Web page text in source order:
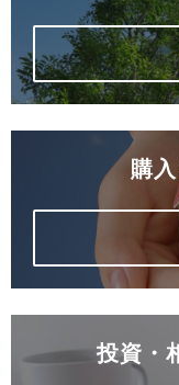
購
投資・